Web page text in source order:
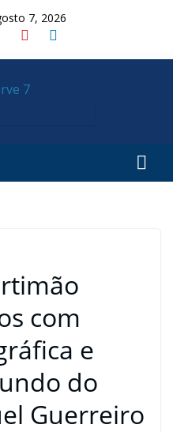
7, 2026
com
e
do
Guerreiro